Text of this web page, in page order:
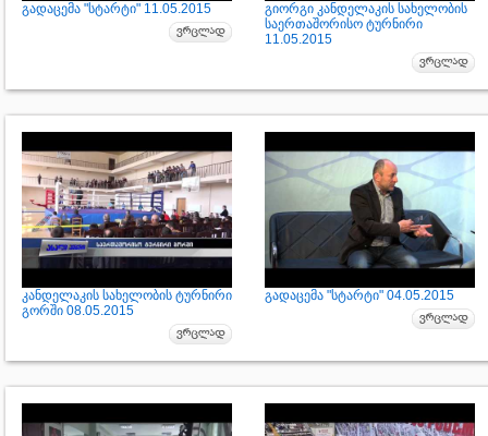
გადაცემა "სტარტი" 11.05.2015
გიორგი კანდელაკის სახელობის
საერთაშორისო ტურნირი
11.05.2015
კანდელაკის სახელობის ტურნირი
გორში 08.05.2015
გადაცემა "სტარტი" 04.05.2015